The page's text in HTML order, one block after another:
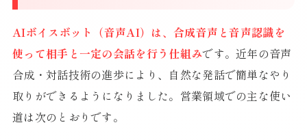
AIボイスボット（音声AI）は、合成音声と音声認識を
使って相手と一定の会話を行う仕組みです。近年の音声
合成・対話技術の進歩により、自然な発話で簡単なやり
取りができるようになりました。営業領域での主な使い
道は次のとおりです。